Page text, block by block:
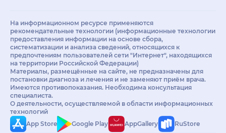
На информационном ресурсе применяются
рекомендательные технологии (информационные технологии
предоставления информации на основе сбора,
систематизации и анализа сведений, относящихся к
предпочтениям пользователей сети "Интернет", находящихся
на территории Российской Федерации)
Материалы, размещённые на сайте, не предназначены для
постановки диагноза и лечения и не заменяют приём врача.
Имеются противопоказания. Необходима консультация
специалиста.
О деятельности, осуществляемой в области информационных
технологий
App Store
Google Play AppGallery RuStore